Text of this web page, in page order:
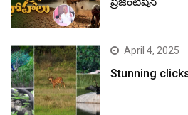
April 4, 2025
Stunning